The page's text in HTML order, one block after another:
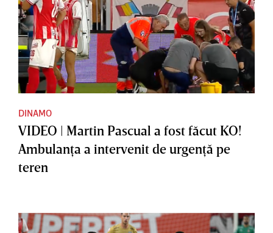
DINAMO
VIDEO | Martin Pascual a fost făcut KO!
Ambulanţa a intervenit de urgenţă pe
teren